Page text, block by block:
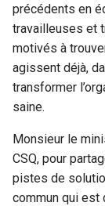
précédents en
travailleuses et
motivés à
agissent déjà,
transformer
saine.
Monsieur le
CSQ, pour
pistes de
commun qui est